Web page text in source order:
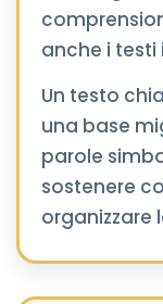
anche i testi
Un testo
una base
parole
sostenere
organizzare